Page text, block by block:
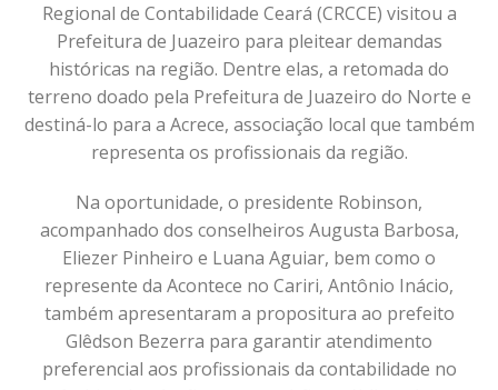
Regional de Contabilidade Ceará (CRCCE) visitou a
Prefeitura de Juazeiro para pleitear demandas
históricas na região. Dentre elas, a retomada do
terreno doado pela Prefeitura de Juazeiro do Norte e
destiná-lo para a Acrece, associação local que também
representa os profissionais da região.
Na oportunidade, o presidente Robinson,
acompanhado dos conselheiros Augusta Barbosa,
Eliezer Pinheiro e Luana Aguiar, bem como o
represente da Acontece no Cariri, Antônio Inácio,
também apresentaram a propositura ao prefeito
Glêdson Bezerra para garantir atendimento
preferencial aos profissionais da contabilidade no